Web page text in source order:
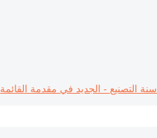
سنة التصنيع - الجديد في مقدمة القائمة